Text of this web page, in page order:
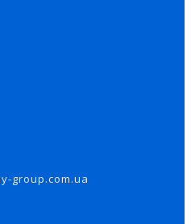
group.com.ua